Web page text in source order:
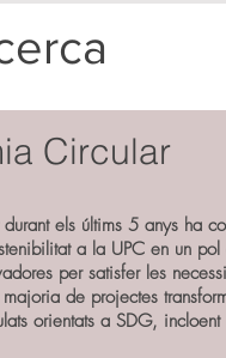
Circular
els últims 5 anys ha
a la UPC en un
per satisfer les
de projectes
orientats a SDG,